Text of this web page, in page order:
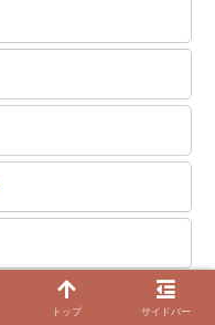
トップ サイドバー